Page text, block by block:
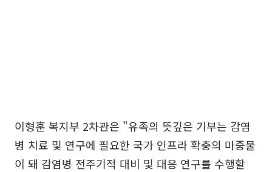
이형훈 복지부 2차관은 "유족의 뜻깊은 기부는 감염
병 치료 및 연구에 필요한 국가 인프라 확충의 마중물
이 돼 감염병 전주기적 대비 및 대응 연구를 수행할